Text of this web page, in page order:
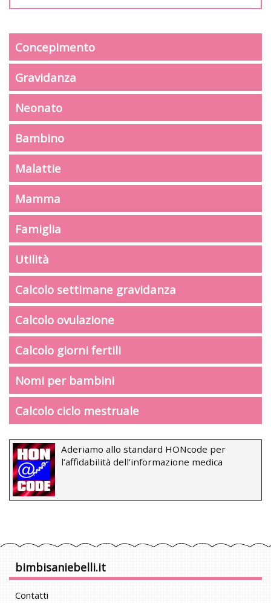
Concepimento
Gravidanza
Neonato
Bambino
Malattie
Mamma
Famiglia
Utilità
Calcolo settimane gravidanza
Calcolo ovulazione
Calcolo giorni fertili
Nomi per bambini
Calcolo ciclo mestruale
Aderiamo allo standard HONcode per
l’affidabilità dell’informazione medica
bimbisaniebelli.it
Contatti